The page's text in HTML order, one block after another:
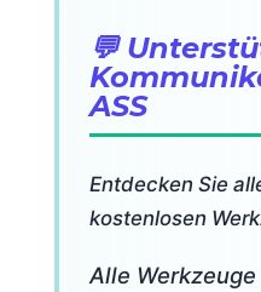
💬
ASS
Entdecken Sie
kostenlosen
Alle